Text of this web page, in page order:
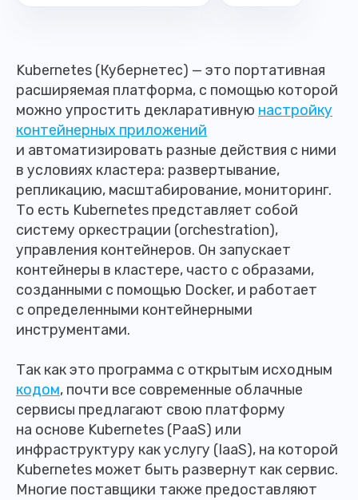
Kubernetes (Кубернетес) — это портативная
расширяемая платформа, с помощью которой
можно упростить декларативную настройку
контейнерных приложений
и автоматизировать разные действия с ними
в условиях кластера: развертывание,
репликацию, масштабирование, мониторинг.
То есть Kubernetes представляет собой
систему оркестрации (orchestration),
управления контейнеров. Он запускает
контейнеры в кластере, часто с образами,
созданными с помощью Docker, и работает
с определенными контейнерными
инструментами.
Так как это программа с открытым исходным
кодом, почти все современные облачные
сервисы предлагают свою платформу
на основе Kubernetes (PaaS) или
инфраструктуру как услугу (IaaS), на которой
Kubernetes может быть развернут как сервис.
Многие поставщики также предоставляют